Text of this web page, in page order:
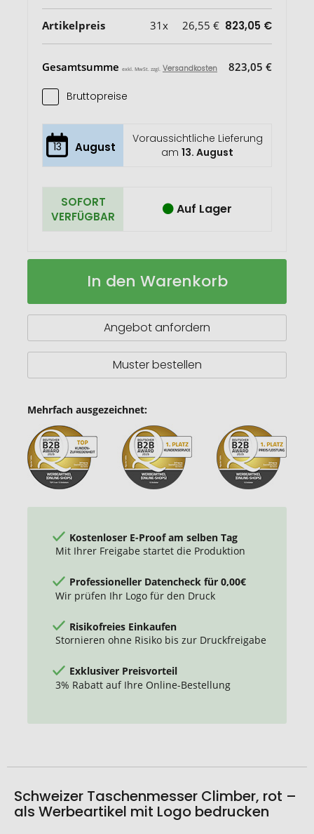
Artikelpreis 31x 26,55 € 823,05 €
Gesamtsumme exkl. MwSt. zzgl. Versandkosten 823,05 €
Bruttopreise
13 August
Voraussichtliche Lieferung
am13. August
SOFORT
VERFÜGBAR
Auf Lager
Schweizer
Taschenmesser
Auf
In den Warenkorb
Angebot anfordern
Muster bestellen
Mehrfach ausgezeichnet:
Kostenloser E-Proof am selben Tag
Mit Ihrer Freigabe startet die Produktion
Professioneller Datencheck für 0,00€
Wir prüfen Ihr Logo für den Druck
Risikofreies Einkaufen
Stornieren ohne Risiko bis zur Druckfreigabe
Exklusiver Preisvorteil
3% Rabatt auf Ihre Online-Bestellung
Schweizer Taschenmesser Climber, rot –
als Werbeartikel mit Logo bedrucken